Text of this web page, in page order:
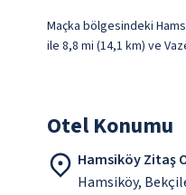
Maçka bölgesindeki
ile 8,8 mi (14,1 km) ve
Otel Konumu
Hamsiköy Zitaş
Hamsiköy,